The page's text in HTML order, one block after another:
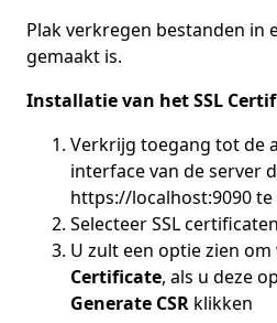
Plak verkregen bestanden in
gemaakt is.
Installatie van het SSL
Verkrijg toegang tot de
interface van de server
https://localhost:9090 te
Selecteer SSL certificaten
U zult een optie zien
Certificate, als u deze
Generate CSR klikken